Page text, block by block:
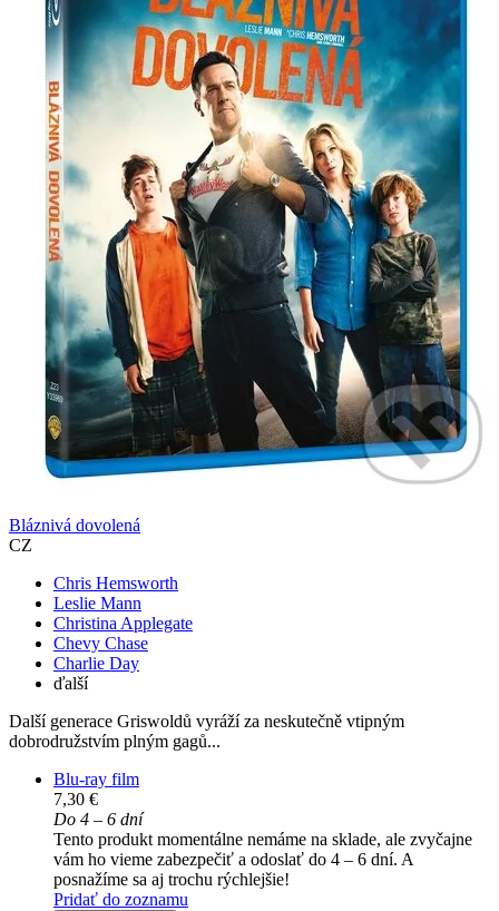
Bláznivá dovolená
CZ
Chris Hemsworth
Leslie Mann
Christina Applegate
Chevy Chase
Charlie Day
ďalší
Další generace Griswoldů vyráží za neskutečně vtipným
dobrodružstvím plným gagů...
Blu-ray film
7,30 €
Do 4 – 6 dní
Tento produkt momentálne nemáme na sklade, ale zvyčajne
vám ho vieme zabezpečiť a odoslať do 4 – 6 dní. A
posnažíme sa aj trochu rýchlejšie!
Pridať do zoznamu